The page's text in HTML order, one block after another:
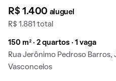
R$ 1.400 aluguel
R$ 1.881 total
150 m² · 2 quartos · 1 vaga
Rua Jerônimo Pedroso Barros,
Vasconcelos